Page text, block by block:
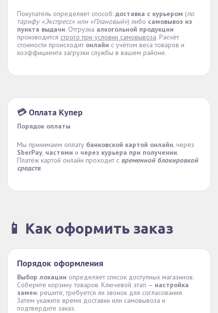
Покупатель определяет способ: доставка с курьером (по
тарифу «Экспресс» или «Плановый») либо самовывоз из
пункта выдачи. Отгрузка алкогольной продукции
производится строго при условии самовывоза. Расчёт
стоимости происходит онлайн с учётом веса товаров и
коэффициента загрузки службы в вашем районе.
💳 Оплата Купер
Порядок оплаты
Мы принимаем оплату банковской картой онлайн, через
SberPay, частями и через курьера при получении.
Платёж картой онлайн проходит с временной блокировкой
средств.
📱 Как оформить заказ
Порядок оформления
Выбор локации определяет список доступных магазинов.
Соберите корзину товаров. Ключевой этап — настройка
замен: решите, требуется ли звонок для согласования.
Затем укажите время доставки или самовывоза и
подтвердите заказ.